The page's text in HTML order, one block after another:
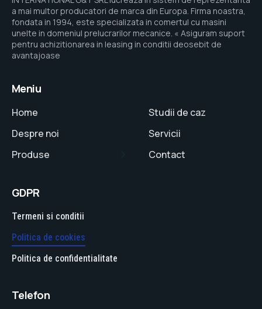
a mai multor producatori de marca din Europa. Firma noastra,
fondata in 1994, este specializata in comertul cu masini
unelte in domeniul prelucrarilor mecanice. « Asiguram suport
pentru achizitionarea in leasing in conditii deosebit de
avantajoase
Meniu
Home
Despre noi
Produse
Studii de caz
Servicii
Contact
GDPR
Termeni si conditii
Politica de cookies
Politica de confidentialitate
Telefon